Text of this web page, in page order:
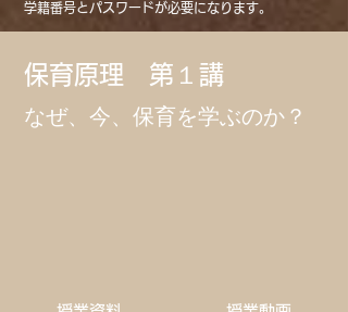
学籍番号とパスワードが必要になります。
保育原理 第１講
なぜ、今、保育を学ぶのか？